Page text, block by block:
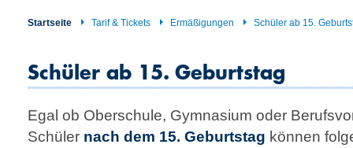
Startseite Tarif & Tickets Ermäßigungen Schüler ab 15.
Schüler ab 15. Geburtstag
Egal ob Oberschule, Gymnasium oder
Schüler nach dem 15. Geburtstag können